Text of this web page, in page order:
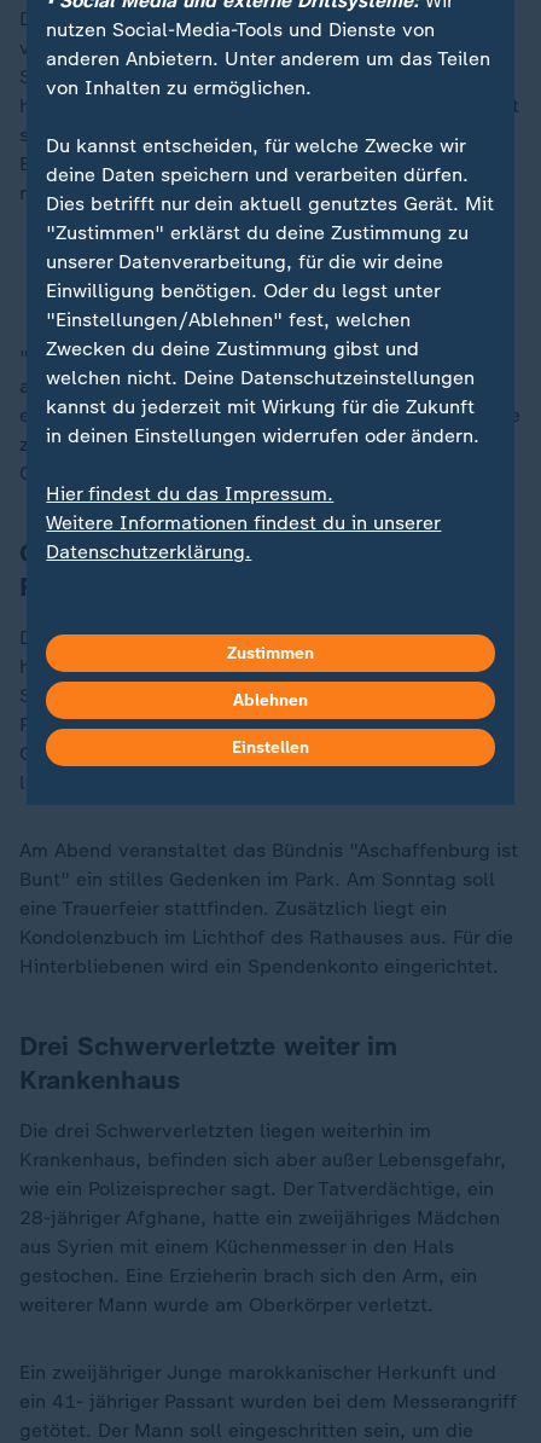
Drogenkriminalität und Gewalttaten bereits seit
vergangenem November im Fokus der Behörden. Die
Streifenpolizei war verstärkt präsent. Viele Menschen
hätten sich dort insbesondere abends und nachts nicht
sicher gefühlt, sagt Herzing. Man müsse mit der
Erkenntnis leben, dass eine absolute Sicherheit nicht
möglich sei.
Merz fordert Zurückweisung an allen Grenzen
Kubicki bei "Lanz": Eine Form von Staatsversagen
"Diese Gewissheit macht mir Angst, sie macht uns
allen Angst. Aber wir können und dürfen die Tat eines
einzelnen niemals einer gesamten Bevölkerungsgruppe
zurechnen, auch wenn wir wütend sind", sagt der
Oberbürgermeister.
Oberbürgermeister warnt vor
Rachegedanken
Der Oberbürgermeister mahnte, jetzt zusammen zu
halten. Aus so einer furchtbaren Tat dürften keine
Spirale der Gewalt und des Hasses, keine
Rachegedanken entstehen. Vielmehr sollten die
Gedanken bei den Opfern und ihren Angehörigen
liegen.
Am Abend veranstaltet das Bündnis "Aschaffenburg ist
Bunt" ein stilles Gedenken im Park. Am Sonntag soll
eine Trauerfeier stattfinden. Zusätzlich liegt ein
Kondolenzbuch im Lichthof des Rathauses aus. Für die
Hinterbliebenen wird ein Spendenkonto eingerichtet.
Drei Schwerverletzte weiter im
Krankenhaus
Die drei Schwerverletzten liegen weiterhin im
Krankenhaus, befinden sich aber außer Lebensgefahr,
wie ein Polizeisprecher sagt. Der Tatverdächtige, ein
28-jähriger Afghane, hatte ein zweijähriges Mädchen
aus Syrien mit einem Küchenmesser in den Hals
gestochen. Eine Erzieherin brach sich den Arm, ein
weiterer Mann wurde am Oberkörper verletzt.
Ein zweijähriger Junge marokkanischer Herkunft und
ein 41- jähriger Passant wurden bei dem Messerangriff
getötet. Der Mann soll eingeschritten sein, um die
nutzen Social-Media-Tools und Dienste von
anderen Anbietern. Unter anderem um das Teilen
von Inhalten zu ermöglichen.
Du kannst entscheiden, für welche Zwecke wir
deine Daten speichern und verarbeiten dürfen.
Dies betrifft nur dein aktuell genutztes Gerät. Mit
"Zustimmen" erklärst du deine Zustimmung zu
unserer Datenverarbeitung, für die wir deine
Einwilligung benötigen. Oder du legst unter
"Einstellungen/Ablehnen" fest, welchen
Zwecken du deine Zustimmung gibst und
welchen nicht. Deine Datenschutzeinstellungen
kannst du jederzeit mit Wirkung für die Zukunft
in deinen Einstellungen widerrufen oder ändern.
Hier findest du das Impressum.
Weitere Informationen findest du in unserer
Datenschutzerklärung.
Zustimmen
Ablehnen
Einstellen